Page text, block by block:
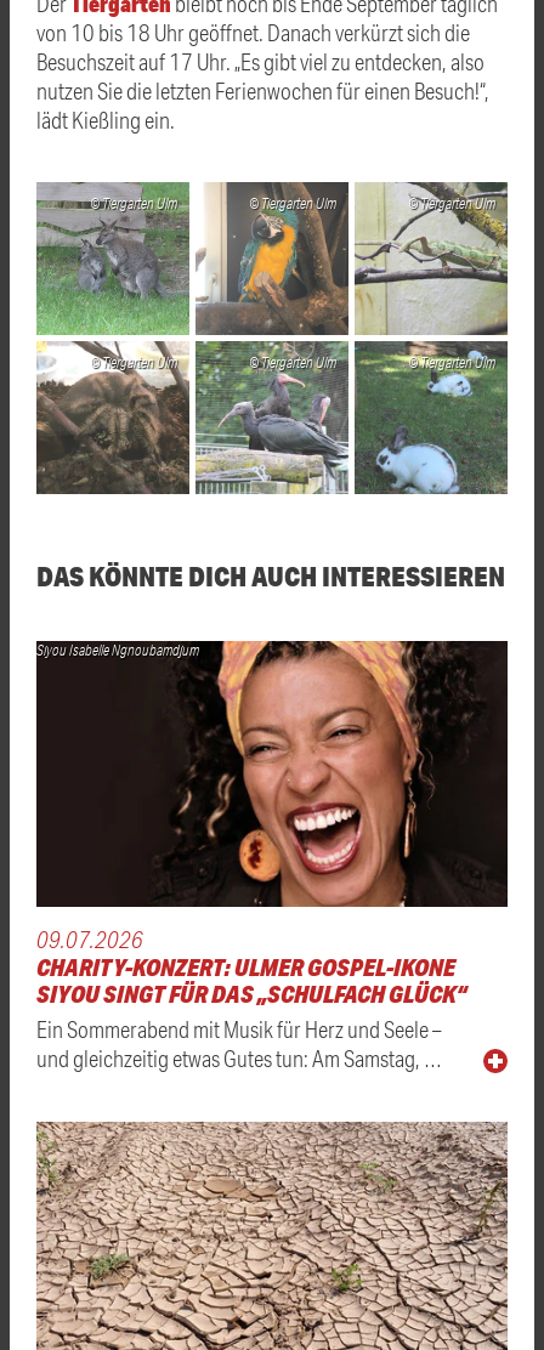
von 10 bis 18 Uhr geöffnet. Danach verkürzt sich die
Besuchszeit auf 17 Uhr. „Es gibt viel zu entdecken, also
nutzen Sie die letzten Ferienwochen für einen Besuch!“,
lädt Kießling ein.
Tiergarten Ulm Tiergarten Ulm Tiergarten Ulm
Tiergarten Ulm Tiergarten Ulm Tiergarten Ulm
DAS KÖNNTE DICH AUCH INTERESSIEREN
Siyou Isabelle Ngnoubamdjum
09.07.2026
CHARITY-KONZERT: ULMER GOSPEL-IKONE
SIYOU SINGT FÜR DAS „SCHULFACH GLÜCK“
Ein Sommerabend mit Musik für Herz und Seele –
und gleichzeitig etwas Gutes tun: Am Samstag, …